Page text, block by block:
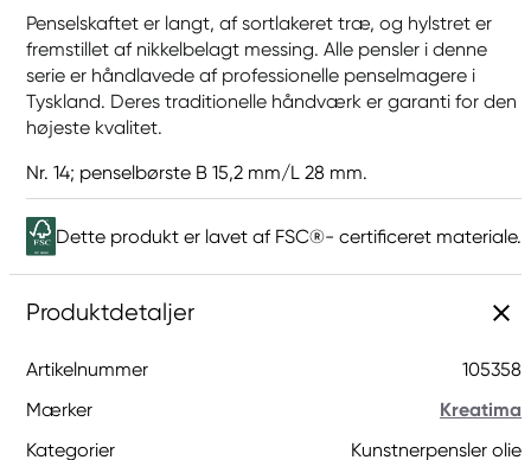
Penselskaftet er langt, af sortlakeret træ, og hylstret er
fremstillet af nikkelbelagt messing. Alle pensler i denne
serie er håndlavede af professionelle penselmagere i
Tyskland. Deres traditionelle håndværk er garanti for den
højeste kvalitet.
Nr. 14; penselbørste B 15,2 mm/L 28 mm.
Dette produkt er lavet af FSC®- certificeret materiale.
Produktdetaljer
Artikelnummer
105358
Mærker
Kreatima
Kategorier
Kunstnerpensler olie